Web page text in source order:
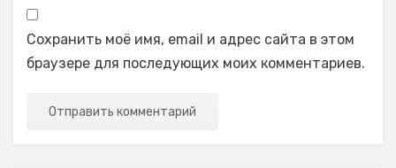
Сохранить моё имя, email и адрес сайта в этом
браузере для последующих моих комментариев.